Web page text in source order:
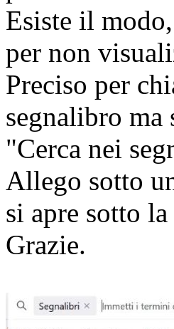
Esiste il
per non
Preciso per
segnalibro
"Cerca nei
Allego sotto
si apre sotto
Grazie.